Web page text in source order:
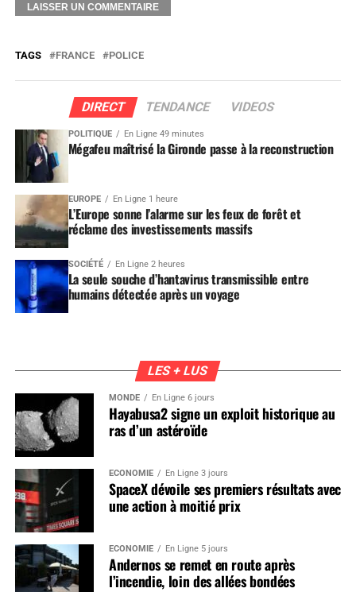
TAGS FRANCE POLICE
DIRECT TENDANCE VIDEOS
POLITIQUE En Ligne 49 minutes
Mégafeu maîtrisé la Gironde passe à la reconstruction
EUROPE En Ligne 1 heure
L’Europe sonne l’alarme sur les feux de forêt et
réclame des investissements massifs
SOCIÉTÉ En Ligne 2 heures
La seule souche d’hantavirus transmissible entre
humains détectée après un voyage
LES + LUS
MONDE En Ligne 6 jours
Hayabusa2 signe un exploit historique au
ras d’un astéroïde
ÉCONOMIE En Ligne 3 jours
SpaceX dévoile ses premiers résultats avec
une action à moitié prix
ÉCONOMIE En Ligne 5 jours
Andernos se remet en route après
l’incendie, loin des allées bondées